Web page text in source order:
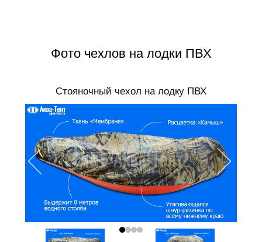
Фото чехлов на лодки ПВХ
Стояночный чехол на лодку ПВХ